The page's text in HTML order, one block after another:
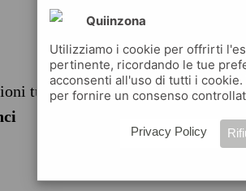
turistiche
Quiinzona
Utilizziamo i cookie per offrirti
pertinente, ricordando le tue
acconsenti all'uso di tutti i
per fornire un consenso
Privacy Policy